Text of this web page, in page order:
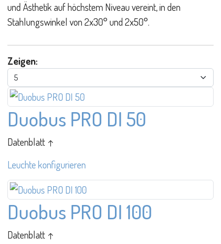
und Ästhetik auf höchstem Niveau vereint, in den
Stahlungswinkel von 2x30° und 2x50°.
Zeigen:
Duobus PRO DI 50
Datenblatt ↑
Leuchte konfigurieren
Duobus PRO DI 100
Datenblatt ↑